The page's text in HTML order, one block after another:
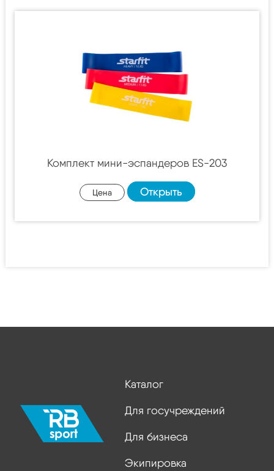
Комплект мини-эспандеров ES-203
Цена Открыть
Каталог
Для госучреждений
Для бизнеса
Экипировка